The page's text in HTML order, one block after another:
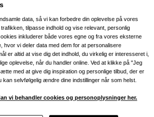
og ekspertrådgivning
Se flere tilbehør
data, så vi kan forbedre din oplevelse på vores
tilpasse indhold og vise relevant, personlig
inkluderer både vores egne og fra vores eksterne
hvor vi deler data med dem for at personalisere
er altid at vise dig det indhold, du virkelig er interesseret i,
oplevelse, når du handler online. Ved at klikke på "Jeg
med at give dig inspiration og personlige tilbud, der er
selvfølgelig ændre dine indstillinger når som helst.
vi behandler cookies og personoplysninger her.